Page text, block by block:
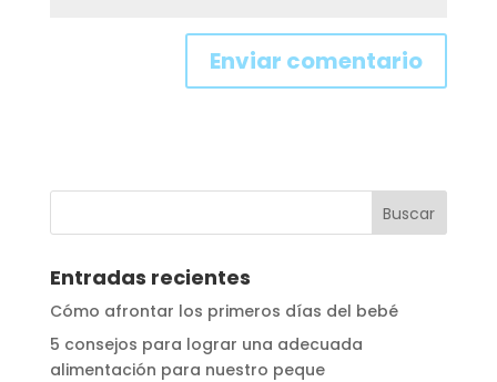
Entradas recientes
Cómo afrontar los primeros días del bebé
5 consejos para lograr una adecuada
alimentación para nuestro peque